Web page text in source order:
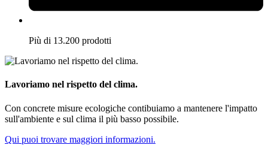
Più di 13.200 prodotti
Lavoriamo nel rispetto del clima.
Con concrete misure ecologiche contibuiamo a mantenere l'impatto
sull'ambiente e sul clima il più basso possibile.
Qui puoi trovare maggiori informazioni.